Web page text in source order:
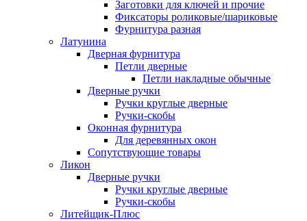
Заготовки для ключей и прочие
Фиксаторы роликовые/шариковые
Фурнитура разная
Латунина
Дверная фурнитура
Петли дверные
Петли накладные обычные
Дверные ручки
Ручки круглые дверные
Ручки-скобы
Оконная фурнитура
Для деревянных окон
Сопутствующие товары
Ликон
Дверные ручки
Ручки круглые дверные
Ручки-скобы
Литейщик-Плюс